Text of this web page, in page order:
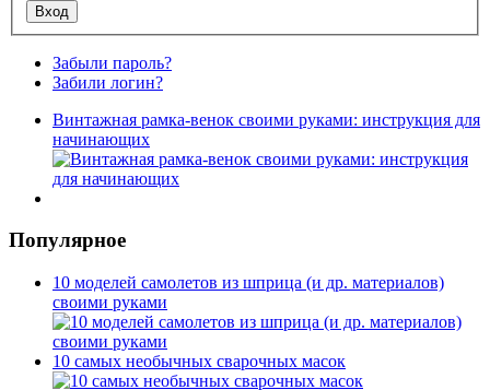
Забыли пароль?
Забили логин?
Винтажная рамка-венок своими руками: инструкция для
начинающих
Популярное
10 моделей самолетов из шприца (и др. материалов)
своими руками
10 самых необычных сварочных масок